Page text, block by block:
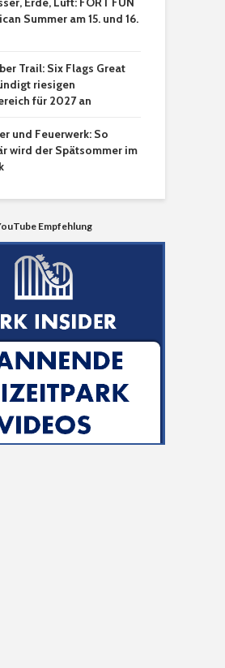
Summer am 15. und 16.
Trail: Six Flags Great
riesigen
für 2027 an
und Feuerwerk: So
wird der Spätsommer im
Empfehlung